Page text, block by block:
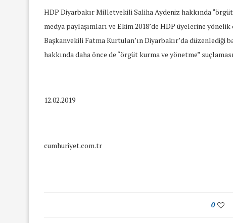
HDP Diyarbakır Milletvekili Saliha Aydeniz hakkında
medya paylaşımları ve Ekim 2018’de HDP üyelerine
Başkanvekili Fatma Kurtulan’ın Diyarbakır’da
hakkında daha önce de “örgüt kurma ve yönetme”
12.02.2019
cumhuriyet.com.tr
0